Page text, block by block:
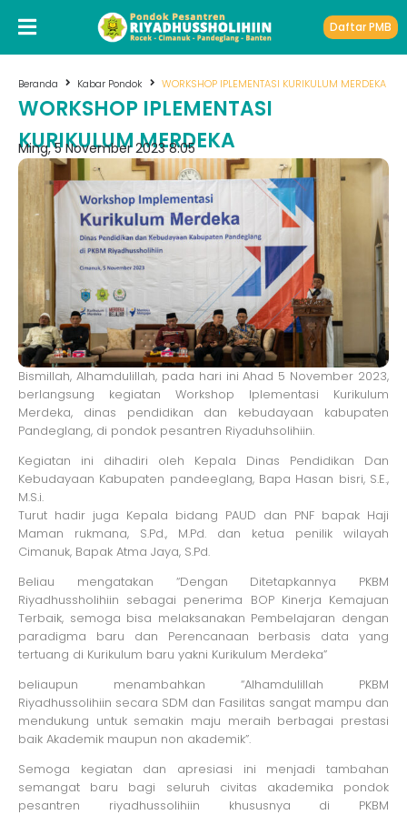
Daftar PMB
Beranda Kabar Pondok WORKSHOP IPLEMENTASI KURIKULUM MERDEKA
WORKSHOP IPLEMENTASI
KURIKULUM MERDEKA
Ming, 5 November 2023 8:05
Bismillah, Alhamdulillah, pada hari ini Ahad 5 November 2023,
berlangsung kegiatan Workshop Iplementasi Kurikulum
Merdeka, dinas pendidikan dan kebudayaan kabupaten
Pandeglang, di pondok pesantren Riyaduhsolihiin.
Kegiatan ini dihadiri oleh Kepala Dinas Pendidikan Dan
Kebudayaan Kabupaten pandeeglang, Bapa Hasan bisri, S.E.,
M.S.i.
Turut hadir juga Kepala bidang PAUD dan PNF bapak Haji
Maman rukmana, S.Pd., M.Pd. dan ketua penilik wilayah
Cimanuk, Bapak Atma Jaya, S.Pd.
Beliau mengatakan “Dengan Ditetapkannya PKBM
Riyadhussholihiin sebagai penerima BOP Kinerja Kemajuan
Terbaik, semoga bisa melaksanakan Pembelajaran dengan
paradigma baru dan Perencanaan berbasis data yang
tertuang di Kurikulum baru yakni Kurikulum Merdeka”
beliaupun menambahkan “Alhamdulillah PKBM
Riyadhussolihiin secara SDM dan Fasilitas sangat mampu dan
mendukung untuk semakin maju meraih berbagai prestasi
baik Akademik maupun non akademik”.
Semoga kegiatan dan apresiasi ini menjadi tambahan
semangat baru bagi seluruh civitas akademika pondok
pesantren riyadhussolihiin khususnya di PKBM